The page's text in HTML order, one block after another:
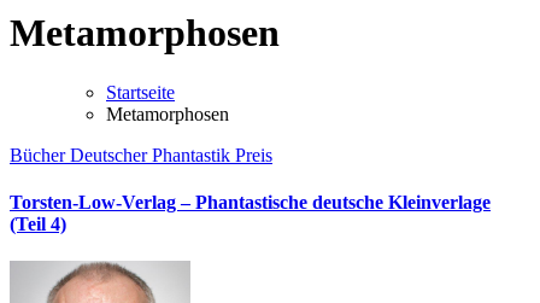
Metamorphosen
Startseite
Metamorphosen
BücherDeutscher Phantastik Preis
Torsten-Low-Verlag – Phantastische deutsche Kleinverlage
(Teil 4)